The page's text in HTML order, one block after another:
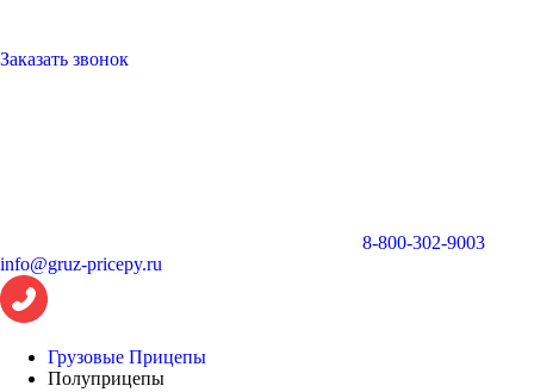
Заказать звонок
8-800-302-9003
info@gruz-pricepy.ru
Грузовые Прицепы
Полуприцепы